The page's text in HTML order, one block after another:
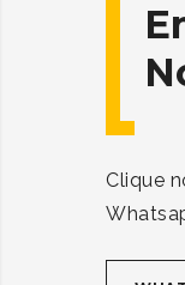
Clique